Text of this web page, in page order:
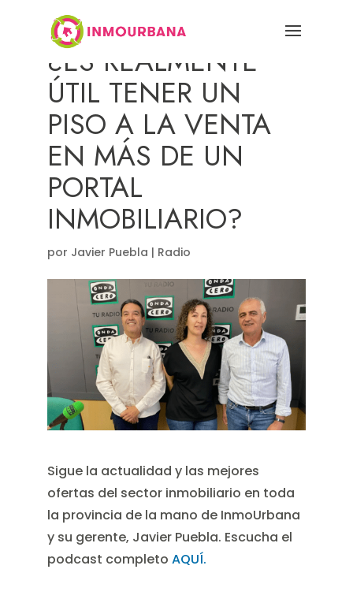
¿ES REALMENTE
ÚTIL TENER UN
PISO A LA VENTA
EN MÁS DE UN
PORTAL
INMOBILIARIO?
por Javier Puebla | Radio
Sigue la actualidad y las mejores
ofertas del sector inmobiliario en toda
la provincia de la mano de InmoUrbana
y su gerente, Javier Puebla. Escucha el
podcast completo AQUÍ.